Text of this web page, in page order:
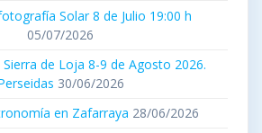
Solar 8 de Julio 19:00 h
05/07/2026
de Loja 8-9 de Agosto 2026.
30/06/2026
en Zafarraya 28/06/2026